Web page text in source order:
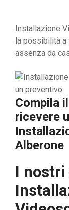
Installazione
la possibilità a
assenza da
Compila
ricevere
Alberone
I nostri